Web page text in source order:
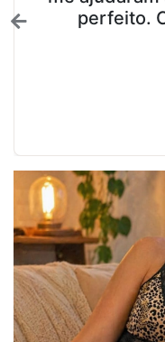
perfeito.